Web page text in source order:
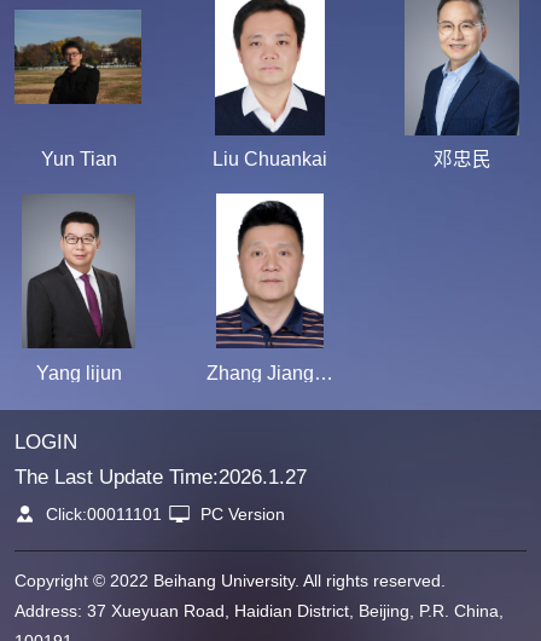
Yun Tian Liu Chuankai 邓忠民
Yang lijun Zhang Jianguo
LOGIN
The Last Update Time:2026.1.27
Click:00011101 PC Version
Copyright © 2022 Beihang University. All rights reserved.
Address: 37 Xueyuan Road, Haidian District, Beijing, P.R. China,